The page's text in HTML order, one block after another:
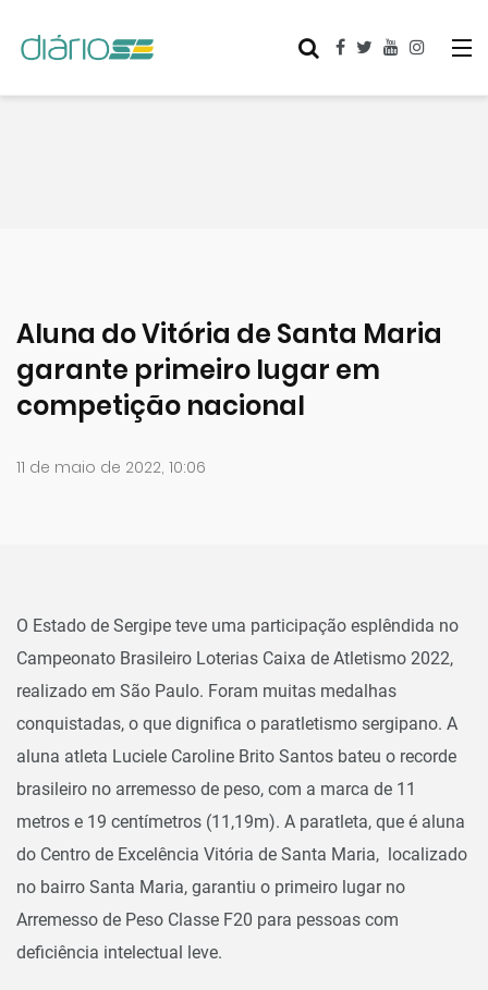
Aluna do Vitória de Santa Maria
garante primeiro lugar em
competição nacional
11 de maio de 2022, 10:06
O Estado de Sergipe teve uma participação esplêndida no
Campeonato Brasileiro Loterias Caixa de Atletismo 2022,
realizado em São Paulo. Foram muitas medalhas
conquistadas, o que dignifica o paratletismo sergipano. A
aluna atleta Luciele Caroline Brito Santos bateu o recorde
brasileiro no arremesso de peso, com a marca de 11
metros e 19 centímetros (11,19m). A paratleta, que é aluna
do Centro de Excelência Vitória de Santa Maria, localizado
no bairro Santa Maria, garantiu o primeiro lugar no
Arremesso de Peso Classe F20 para pessoas com
deficiência intelectual leve.